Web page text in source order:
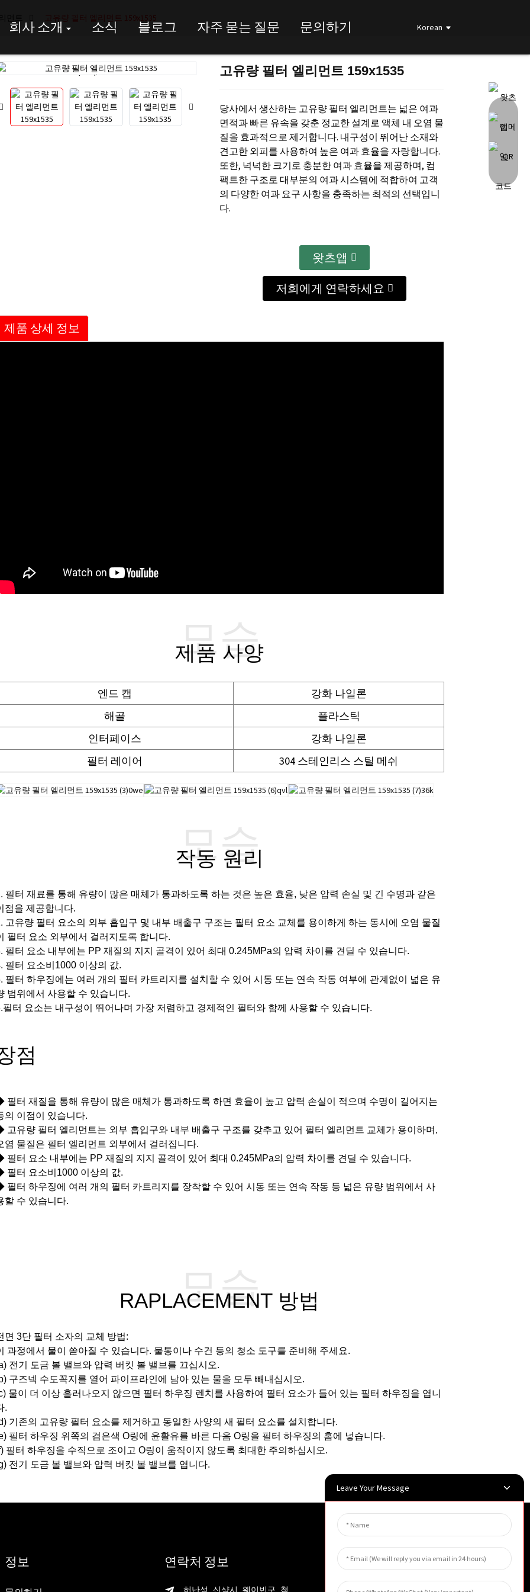
회사 소개 소식 블로그 자주 묻는 질문 문의하기 Korean
Loading...
Loading... Loading...
Loading...
고유량 필터 엘리먼트 159x1535
당사에서 생산하는 고유량 필터 엘리먼트는 넓은 여과
면적과 빠른 유속을 갖춘 정교한 설계로 액체 내 오염 물
질을 효과적으로 제거합니다. 내구성이 뛰어난 소재와
견고한 외피를 사용하여 높은 여과 효율을 자랑합니다.
또한, 넉넉한 크기로 충분한 여과 효율을 제공하며, 컴
팩트한 구조로 대부분의 여과 시스템에 적합하여 고객
의 다양한 여과 요구 사항을 충족하는 최적의 선택입니
다.
왓츠앱
저희에게 연락하세요
제품 상세 정보
제품 사양
모습
엔드 캡
강화 나일론
해골
플라스틱
인터페이스
강화 나일론
필터 레이어
304 스테인리스 스틸 메쉬
작동 원리
모습
필터 재료를 통해 유량이 많은 매체가 통과하도록 하는 것은 높은 효율, 낮은 압력 손실 및 긴 수명과 같은
점을 제공합니다.
고유량 필터 요소의 외부 흡입구 및 내부 배출구 구조는 필터 요소 교체를 용이하게 하는 동시에 오염 물질
필터 요소 외부에서 걸러지도록 합니다.
필터 요소 내부에는 PP 재질의 지지 골격이 있어 최대 0.245MPa의 압력 차이를 견딜 수 있습니다.
필터 요소비 1000 이상의 값.
필터 하우징에는 여러 개의 필터 카트리지를 설치할 수 있어 시동 또는 연속 작동 여부에 관계없이 넓은 유
범위에서 사용할 수 있습니다.
필터 요소는 내구성이 뛰어나며 가장 저렴하고 경제적인 필터와 함께 사용할 수 있습니다.
점
필터 재질을 통해 유량이 많은 매체가 통과하도록 하면 효율이 높고 압력 손실이 적으며 수명이 길어지는
의 이점이 있습니다.
고유량 필터 엘리먼트는 외부 흡입구와 내부 배출구 구조를 갖추고 있어 필터 엘리먼트 교체가 용이하며,
염 물질은 필터 엘리먼트 외부에서 걸러집니다.
필터 요소 내부에는 PP 재질의 지지 골격이 있어 최대 0.245MPa의 압력 차이를 견딜 수 있습니다.
필터 요소비 1000 이상의 값.
필터 하우징에 여러 개의 필터 카트리지를 장착할 수 있어 시동 또는 연속 작동 등 넓은 유량 범위에서 사
할 수 있습니다.
RAPLACEMENT 방법
모습
면 3단 필터 소자의 교체 방법:
과정에서 물이 쏟아질 수 있습니다. 물통이나 수건 등의 청소 도구를 준비해 주세요.
전기 도금 볼 밸브와 압력 버킷 볼 밸브를 끄십시오.
구즈넥 수도꼭지를 열어 파이프라인에 남아 있는 물을 모두 빼내십시오.
물이 더 이상 흘러나오지 않으면 필터 하우징 렌치를 사용하여 필터 요소가 들어 있는 필터 하우징을 엽니
.
기존의 고유량 필터 요소를 제거하고 동일한 사양의 새 필터 요소를 설치합니다.
필터 하우징 위쪽의 검은색 O링에 윤활유를 바른 다음 O링을 필터 하우징의 홈에 넣습니다.
필터 하우징을 수직으로 조이고 O링이 움직이지 않도록 최대한 주의하십시오.
전기 도금 볼 밸브와 압력 버킷 볼 밸브를 엽니다.
정보 연락처 정보
허난성 신샹시 웨이빈구 첨
뉴스레터
Leave Your Message